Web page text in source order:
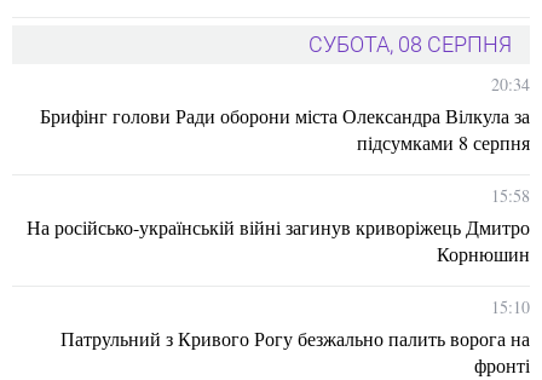
СУБОТА, 08 СЕРПНЯ
20:34
Брифінг голови Ради оборони міста Олександра Вілкула за
підсумками 8 серпня
15:58
На російсько-українській війні загинув криворіжець Дмитро
Корнюшин
15:10
Патрульний з Кривого Рогу безжально палить ворога на
фронті